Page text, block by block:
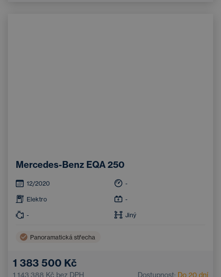
Mercedes-Benz EQA 250
12/2020 -
Elektro -
- Jiný
Panoramatická střecha
1 383 500 Kč
1 143 388 Kč bez DPH Dostupnost: Do 20 dní